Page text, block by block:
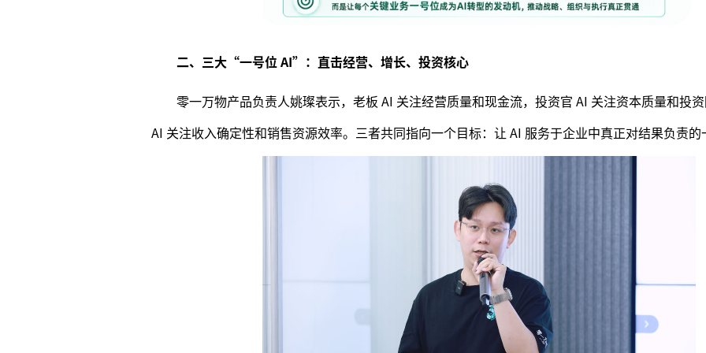
二、三大“一号位 AI”：直击经营、增长、投资核心
零一万物产品负责人姚璨表示，老板 AI 关注经营质量和现金流，投资官 AI 关注资本质量和投
AI 关注收入确定性和销售资源效率。三者共同指向一个目标：让 AI 服务于企业中真正对结果负责的